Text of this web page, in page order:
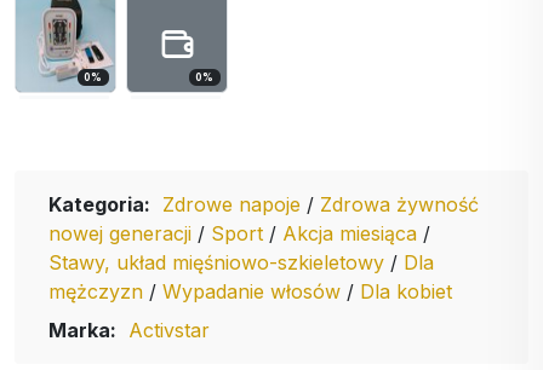
0% 0%
Kategoria: Zdrowe napoje / Zdrowa żywność
nowej generacji / Sport / Akcja miesiąca /
Stawy, układ mięśniowo-szkieletowy / Dla
mężczyzn / Wypadanie włosów / Dla kobiet
Marka: Activstar